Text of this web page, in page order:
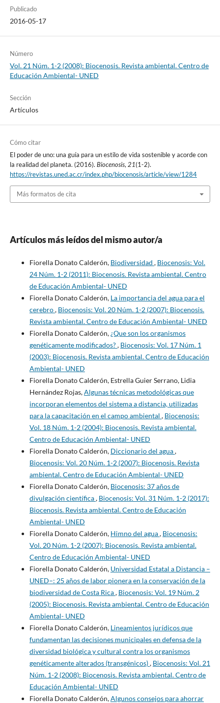
Publicado
2016-05-17
Número
Vol. 21 Núm. 1-2 (2008): Biocenosis. Revista ambiental. Centro de
Educación Ambiental- UNED
Sección
Artículos
Cómo citar
El poder de uno: una guía para un estilo de vida sostenible y acorde con
la realidad del planeta. (2016). Biocenosis, 21(1-2).
https://revistas.uned.ac.cr/index.php/biocenosis/article/view/1284
Más formatos de cita
Artículos más leídos del mismo autor/a
Fiorella Donato Calderón, Biodiversidad , Biocenosis: Vol.
24 Núm. 1-2 (2011): Biocenosis. Revista ambiental. Centro
de Educación Ambiental- UNED
Fiorella Donato Calderón, La importancia del agua para el
cerebro, Biocenosis: Vol. 20 Núm. 1-2 (2007): Biocenosis.
Revista ambiental. Centro de Educación Ambiental- UNED
Fiorella Donato Calderón,¿Que son los organismos
genéticamente modificados?, Biocenosis: Vol. 17 Núm. 1
(2003): Biocenosis. Revista ambiental. Centro de Educación
Ambiental- UNED
Fiorella Donato Calderón, Estrella Guier Serrano, Lidia
Hernández Rojas,Algunas técnicas metodológicas que
incorporan elementos del sistema a distancia, utilizadas
para la capacitación en el campo ambiental , Biocenosis:
Vol. 18 Núm. 1-2 (2004): Biocenosis. Revista ambiental.
Centro de Educación Ambiental- UNED
Fiorella Donato Calderón, Diccionario del agua,
Biocenosis: Vol. 20 Núm. 1-2 (2007): Biocenosis. Revista
ambiental. Centro de Educación Ambiental- UNED
Fiorella Donato Calderón, Biocenosis: 37 años de
divulgación científica, Biocenosis: Vol. 31 Núm. 1-2 (2017):
Biocenosis. Revista ambiental. Centro de Educación
Ambiental- UNED
Fiorella Donato Calderón, Himno del agua, Biocenosis:
Vol. 20 Núm. 1-2 (2007): Biocenosis. Revista ambiental.
Centro de Educación Ambiental- UNED
Fiorella Donato Calderón, Universidad Estatal a Distancia –
UNED–: 25 años de labor pionera en la conservación de la
biodiversidad de Costa Rica, Biocenosis: Vol. 19 Núm. 2
(2005): Biocenosis. Revista ambiental. Centro de Educación
Ambiental- UNED
Fiorella Donato Calderón, Lineamientos jurídicos que
fundamentan las decisiones municipales en defensa de la
diversidad biológica y cultural contra los organismos
genéticamente alterados (transgénicos), Biocenosis: Vol. 21
Núm. 1-2 (2008): Biocenosis. Revista ambiental. Centro de
Educación Ambiental- UNED
Fiorella Donato Calderón,Algunos consejos para ahorrar